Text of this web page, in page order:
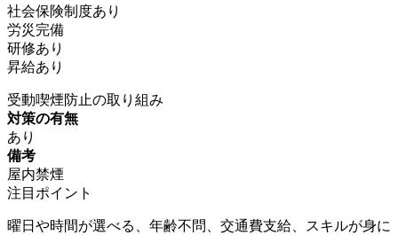
社会保険制度あり
労災完備
研修あり
昇給あり
受動喫煙防止の取り組み
対策の有無
あり
備考
屋内禁煙
注目ポイント
曜日や時間が選べる、年齢不問、交通費支給、スキルが身に